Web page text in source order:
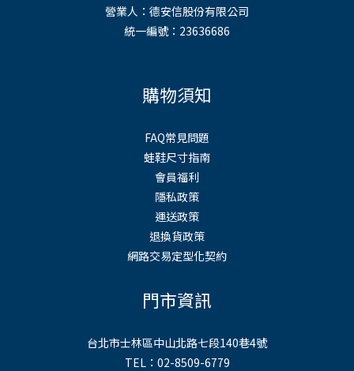
營業人：德安信股份有限公司
統一編號：23636686
購物須知
FAQ常見問題
蛙鞋尺寸指南
會員福利
隱私政策
運送政策
退換貨政策
網路交易定型化契約
門市資訊
台北市士林區中山北路七段140巷4號
TEL：02-8509-6779